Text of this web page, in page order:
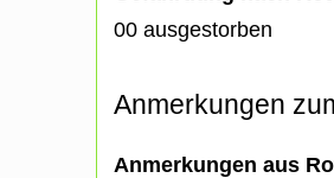
00 ausgestorben
Anmerkungen
Anmerkungen aus